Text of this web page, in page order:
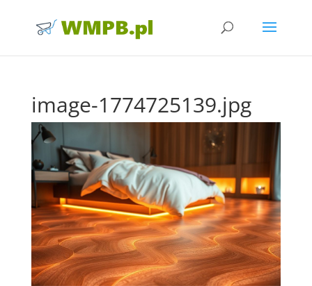
image-1774725139.jpg